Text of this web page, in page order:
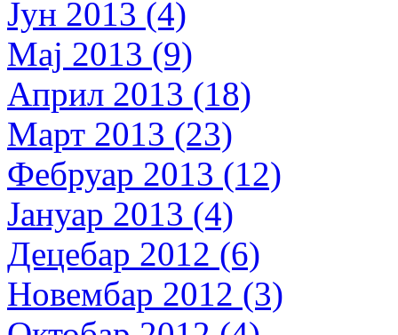
Јун 2013 (4)
Мај 2013 (9)
Април 2013 (18)
Март 2013 (23)
Фебруар 2013 (12)
Јануар 2013 (4)
Децебар 2012 (6)
Новембар 2012 (3)